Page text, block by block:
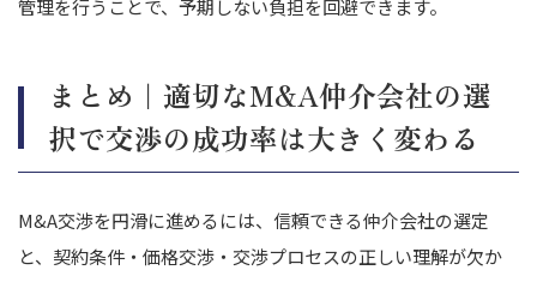
管理を行うことで、予期しない負担を回避できます。
まとめ｜適切なM&A仲介会社の選
択で交渉の成功率は大きく変わる
M&A交渉を円滑に進めるには、信頼できる仲介会社の選定
と、契約条件・価格交渉・交渉プロセスの正しい理解が欠か